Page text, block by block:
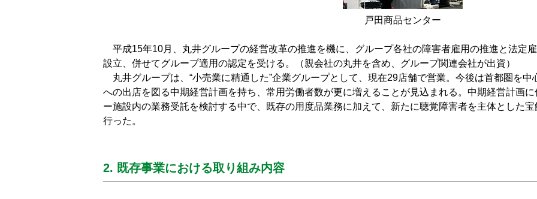
戸田商品センター
平成15年10月、丸井グループの経営改革の推進を機に、グループ各社の障害者雇用の推進と法定
設立、併せてグループ適用の認定を受ける。（親会社の丸井を含め、グループ関連会社が出資）
丸井グループは、“小売業に精通した”企業グループとして、現在29店舗で営業。今後は首都圏を中
への出店を図る中期経営計画を持ち、常用労働者数が更に増えることが見込まれる。中期経営計画
ー施設内の業務受託を検討する中で、既存の用度品業務に加えて、新たに聴覚障害者を主体とした
行った。
2. 既存事業における取り組み内容